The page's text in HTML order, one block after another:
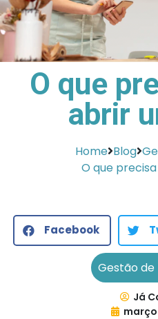
O que
abrir
Home Blog
O que
Facebook
Gestão de
Já
março